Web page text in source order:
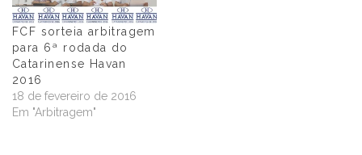
FCF sorteia arbitragem
para 6ª rodada do
Catarinense Havan
2016
18 de fevereiro de 2016
Em "Arbitragem"